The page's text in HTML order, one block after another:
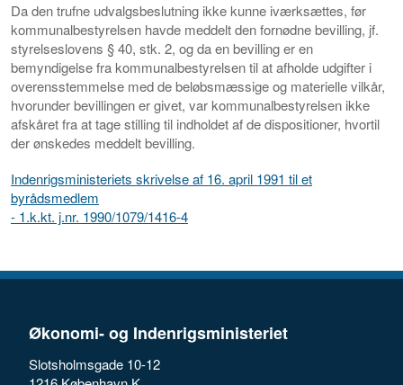
Da den trufne udvalgsbeslutning ikke kunne iværksættes, før
kommunalbestyrelsen havde meddelt den fornødne bevilling, jf.
styrelseslovens § 40, stk. 2, og da en bevilling er en
bemyndigelse fra kommunalbestyrelsen til at afholde udgifter i
overensstemmelse med de beløbsmæssige og materielle vilkår,
hvorunder bevillingen er givet, var kommunalbestyrelsen ikke
afskåret fra at tage stilling til indholdet af de dispositioner, hvortil
der ønskedes meddelt bevilling.
Indenrigsministeriets skrivelse af 16. april 1991 til et
byrådsmedlem
- 1.k.kt. j.nr. 1990/1079/1416-4
Økonomi- og Indenrigsministeriet
Slotsholmsgade 10-12